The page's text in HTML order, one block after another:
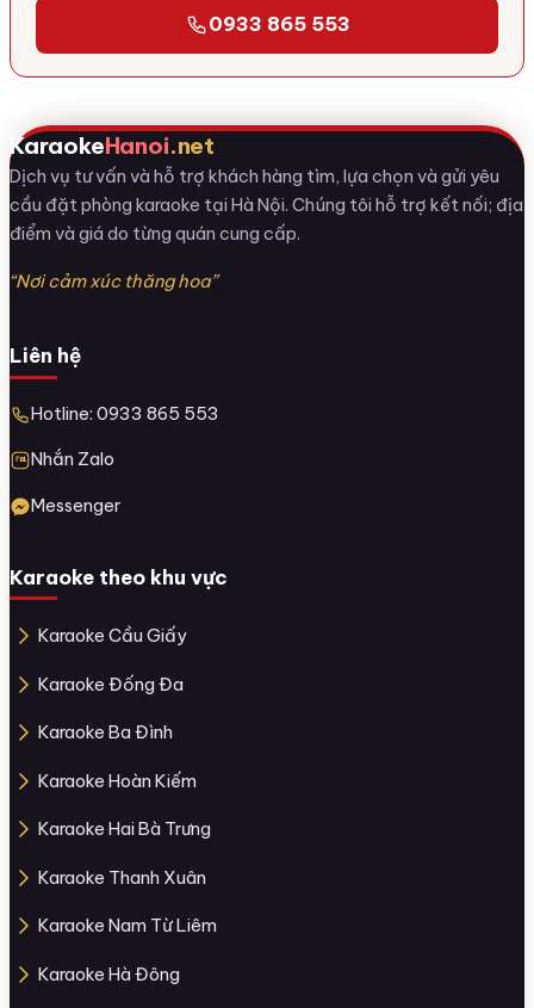
0933 865 553
KaraokeHanoi.net
Dịch vụ tư vấn và hỗ trợ khách hàng tìm, lựa chọn và gửi yêu
cầu đặt phòng karaoke tại Hà Nội. Chúng tôi hỗ trợ kết nối; địa
điểm và giá do từng quán cung cấp.
“Nơi cảm xúc thăng hoa”
Liên hệ
Hotline: 0933 865 553
Nhắn Zalo
Messenger
Karaoke theo khu vực
Karaoke Cầu Giấy
Karaoke Đống Đa
Karaoke Ba Đình
Karaoke Hoàn Kiếm
Karaoke Hai Bà Trưng
Karaoke Thanh Xuân
Karaoke Nam Từ Liêm
Karaoke Hà Đông